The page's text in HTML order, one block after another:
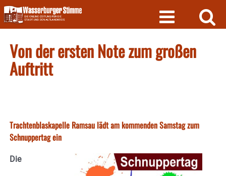
Skip
to
content
Von der ersten Note zum großen
Auftritt
Trachtenblaskapelle Ramsau lädt am kommenden Samstag zum
Schnuppertag ein
Die